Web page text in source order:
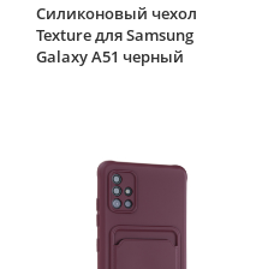
Силиконовый чехол
Texture для Samsung
Galaxy A51 черный